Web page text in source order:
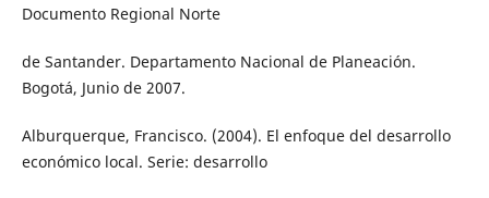
Documento Regional Norte
de Santander. Departamento Nacional de Planeación.
Bogotá, Junio de 2007.
Alburquerque, Francisco. (2004). El enfoque del desarrollo
económico local. Serie: desarrollo